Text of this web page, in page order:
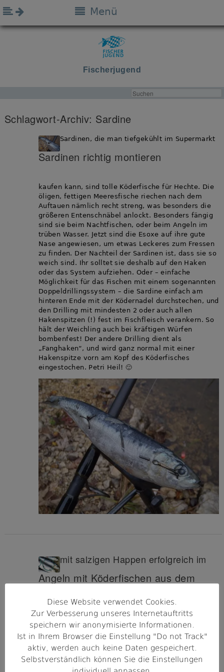
Fischerjugend
Menü
Schlagwort-Archiv: Sardine
Sardinen richtig montieren
Sardinen, die man tiefgekühlt im Supermarkt
kaufen kann, sind tolle Köderfische für Hechte. Die
öligen, fettigen Meeresfische riechen nach dem
Auftauen nämlich recht streng, was besonders die
größeren Entenschnäbel anlockt. Besonders fängig
sind sie beim Nachtfischen, oder beim Angeln im
trüben Wasser. Jetzt sind die Esoxe auf ihre gute
Nase angewiesen, um etwas Leckeres zum Fressen
zu finden. Der Nachteil der Sardinen ist, dass sie so
weich sind. Ihr solltet sie deshalb auf den Haken
oder das System aufziehen. Oder – einfache
Möglichkeit für das Fischen mit einem sogenannten
Doppeldrillingssystem – die Sardine einfach am
hinteren Ende mit der Ködernadel durchstechen, und
den Drilling mit mindesten 2 oder auch allen
Hakenspitzen (!) fest im Fischfleisch verankern. So
hält der Weichling auch bei kräftigen Würfen
bombenfest! Der andere Drilling dient als
„Fanghaken“, und wird ganz normal mit einer
Hakenspitze vorn am Kopf des Köderfisches
eingestochen. Petri Heil! 🙂
Angeln mit Köderfischen aus dem
Meer
mit salzigen Happen erfolgreich im
Süßwasser angeln
Meeresköderfische wie Sardinen oder Sardellen sind
tolle Köderfische, die noch dazu relativ günstig sind.
Ihr könnt sie in vielen Supermärkten gefroren
kaufen; ein Päckchen kostet meist um 2,50 oder 3,-
Diese Website verwendet Cookies.
Zur Verbesserung unseres Internetauftritts
speichern wir anonymisierte Informationen.
Ist in Ihrem Browser die Einstellung "Do not Track"
aktiv, werden auch keine Daten gespeichert.
Selbstverständlich können Sie die Einstellungen